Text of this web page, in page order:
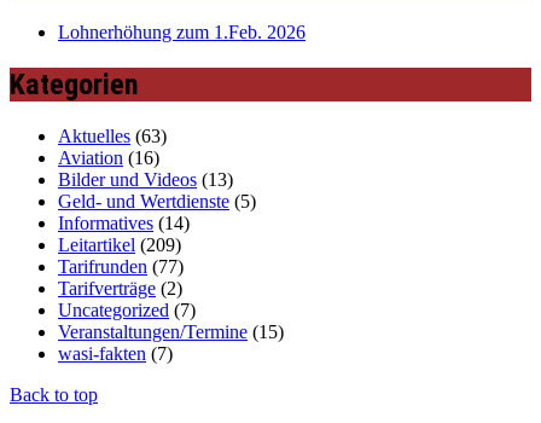
Lohnerhöhung zum 1.Feb. 2026
Kategorien
Aktuelles (63)
Aviation (16)
Bilder und Videos (13)
Geld- und Wertdienste (5)
Informatives (14)
Leitartikel (209)
Tarifrunden (77)
Tarifverträge (2)
Uncategorized (7)
Veranstaltungen/Termine (15)
wasi-fakten (7)
Back to top